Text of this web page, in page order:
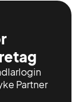
Partner